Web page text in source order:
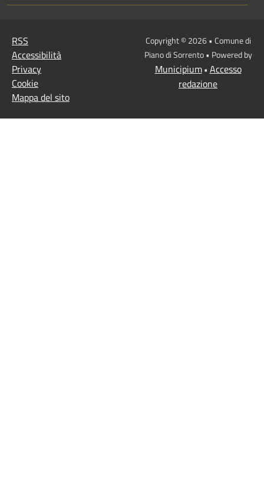
RSS
Accessibilità
Privacy
Cookie
Mappa del sito
Copyright © 2026 • Comune di
Piano di Sorrento • Powered by
Municipium• Accesso
redazione